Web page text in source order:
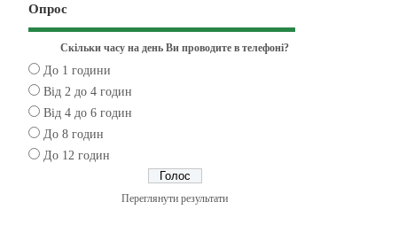
Опрос
Скільки часу на день Ви проводите в телефоні?
До 1 години
Від 2 до 4 годин
Від 4 до 6 годин
До 8 годин
До 12 годин
Переглянути результати